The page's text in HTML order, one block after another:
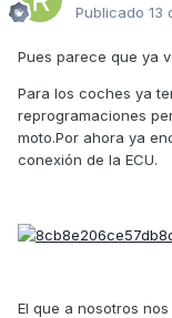
Publicado 13
Pues parece que ya
Para los coches ya
reprogramaciones
moto.Por ahora ya
conexión de la ECU.
El que a nosotros